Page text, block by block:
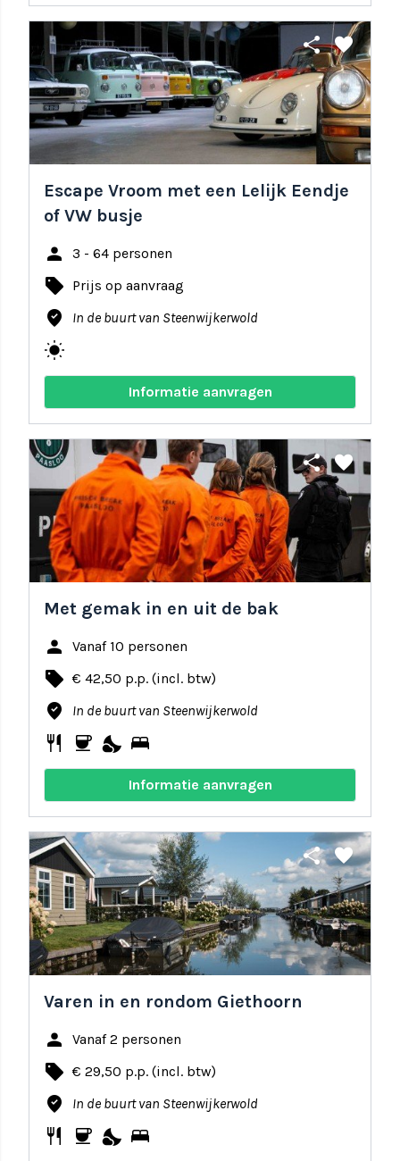
share favorite
Escape Vroom met een Lelijk Eendje
of VW busje
person 3 - 64 personen
local_offer Prijs op aanvraag
where_to_vote In de buurt van Steenwijkerwold
wb_sunny
Informatie aanvragen
share favorite
Met gemak in en uit de bak
person Vanaf 10 personen
local_offer € 42,50 p.p. (incl. btw)
where_to_vote In de buurt van Steenwijkerwold
restaurant coffee nights_stay bed
Informatie aanvragen
share favorite
Varen in en rondom Giethoorn
person Vanaf 2 personen
local_offer € 29,50 p.p. (incl. btw)
where_to_vote In de buurt van Steenwijkerwold
restaurant coffee nights_stay bed